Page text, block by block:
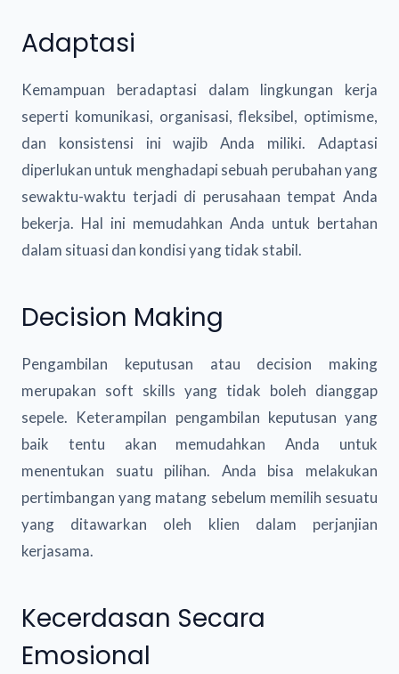
Adaptasi
Kemampuan beradaptasi dalam lingkungan kerja
seperti komunikasi, organisasi, fleksibel, optimisme,
dan konsistensi ini wajib Anda miliki. Adaptasi
diperlukan untuk menghadapi sebuah perubahan yang
sewaktu-waktu terjadi di perusahaan tempat Anda
bekerja. Hal ini memudahkan Anda untuk bertahan
dalam situasi dan kondisi yang tidak stabil.
Decision Making
Pengambilan keputusan atau decision making
merupakan soft skills yang tidak boleh dianggap
sepele. Keterampilan pengambilan keputusan yang
baik tentu akan memudahkan Anda untuk
menentukan suatu pilihan. Anda bisa melakukan
pertimbangan yang matang sebelum memilih sesuatu
yang ditawarkan oleh klien dalam perjanjian
kerjasama.
Kecerdasan Secara
Emosional